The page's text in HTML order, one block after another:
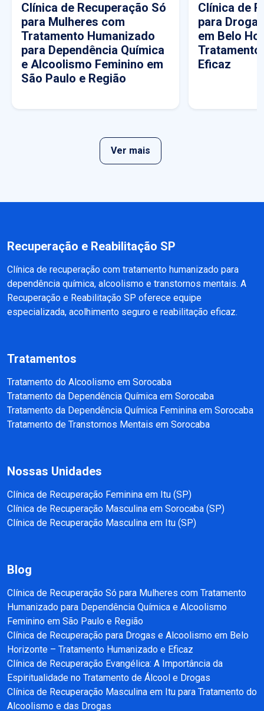
Clínica de Recuperação Só
para Mulheres com
Tratamento Humanizado
para Dependência Química
e Alcoolismo Feminino em
São Paulo e Região
Clínica de
para
em Belo
Tratamento
Eficaz
Ver mais
Recuperação e Reabilitação SP
Clínica de recuperação com tratamento humanizado para
dependência química, alcoolismo e transtornos mentais. A
Recuperação e Reabilitação SP oferece equipe
especializada, acolhimento seguro e reabilitação eficaz.
Tratamentos
Tratamento do Alcoolismo em Sorocaba
Tratamento da Dependência Química em Sorocaba
Tratamento da Dependência Química Feminina em Sorocaba
Tratamento de Transtornos Mentais em Sorocaba
Nossas Unidades
Clínica de Recuperação Feminina em Itu (SP)
Clínica de Recuperação Masculina em Sorocaba (SP)
Clínica de Recuperação Masculina em Itu (SP)
Blog
Clínica de Recuperação Só para Mulheres com Tratamento
Humanizado para Dependência Química e Alcoolismo
Feminino em São Paulo e Região
Clínica de Recuperação para Drogas e Alcoolismo em Belo
Horizonte – Tratamento Humanizado e Eficaz
Clínica de Recuperação Evangélica: A Importância da
Espiritualidade no Tratamento de Álcool e Drogas
Clínica de Recuperação Masculina em Itu para Tratamento do
Alcoolismo e das Drogas